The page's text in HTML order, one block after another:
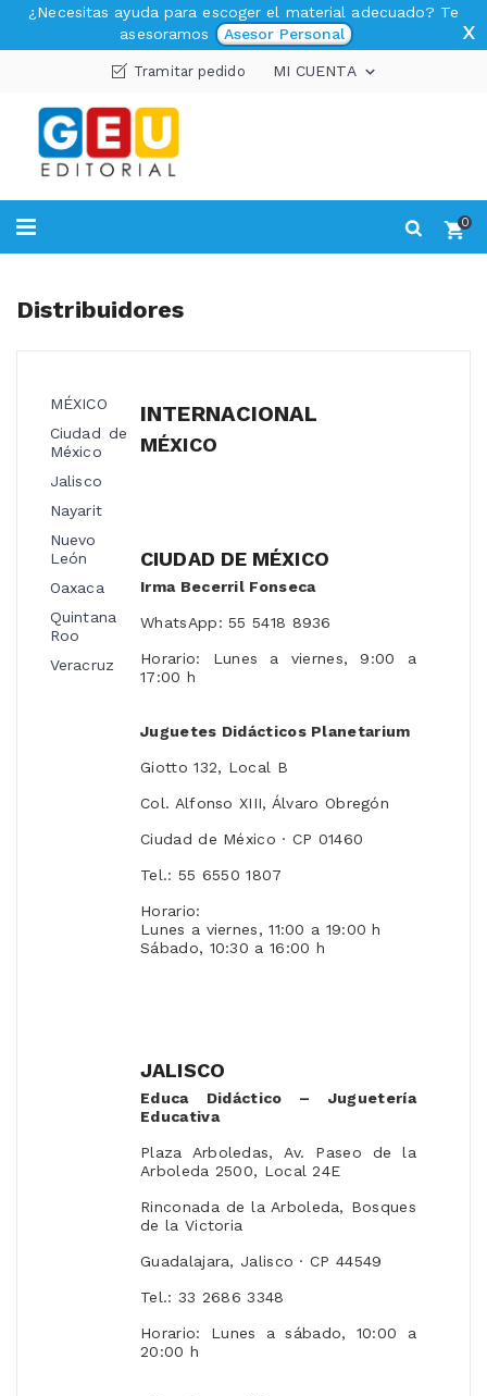
¿Necesitas ayuda para escoger el material adecuado? Te
asesoramos
Asesor Personal x
Tramitar pedido MI CUENTA 
0
Distribuidores
MÉXICO
Ciudad de
México
Jalisco
Nayarit
Nuevo
León
Oaxaca
Quintana
Roo
Veracruz
INTERNACIONAL
MÉXICO
CIUDAD DE MÉXICO
Irma Becerril Fonseca
WhatsApp: 55 5418 8936
Horario: Lunes a viernes, 9:00 a
17:00 h
Juguetes Didácticos Planetarium
Giotto 132, Local B
Col. Alfonso XIII, Álvaro Obregón
Ciudad de México · CP 01460
Tel.: 55 6550 1807
Horario:
Lunes a viernes, 11:00 a 19:00 h
Sábado, 10:30 a 16:00 h
JALISCO
Educa Didáctico – Juguetería
Educativa
Plaza Arboledas, Av. Paseo de la
Arboleda 2500, Local 24E
Rinconada de la Arboleda, Bosques
de la Victoria
Guadalajara, Jalisco · CP 44549
Tel.: 33 2686 3348
Horario: Lunes a sábado, 10:00 a
20:00 h